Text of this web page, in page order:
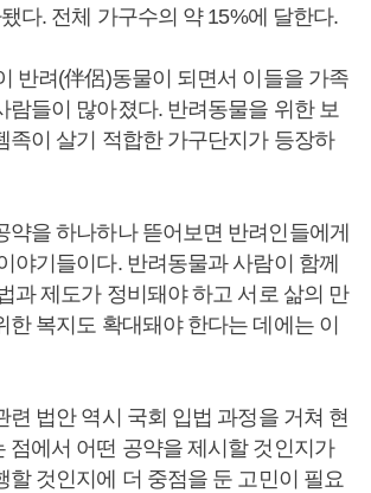
다. 전체 가구수의 약 15%에 달한다.
반려(伴侶)동물이 되면서 이들을 가족
람들이 많아졌다. 반려동물을 위한 보
족이 살기 적합한 가구단지가 등장하
약을 하나하나 뜯어보면 반려인들에게
야기들이다. 반려동물과 사람이 함께
과 제도가 정비돼야 하고 서로 삶의 만
한 복지도 확대돼야 한다는 데에는 이
련 법안 역시 국회 입법 과정을 거쳐 현
점에서 어떤 공약을 제시할 것인지가
할 것인지에 더 중점을 둔 고민이 필요